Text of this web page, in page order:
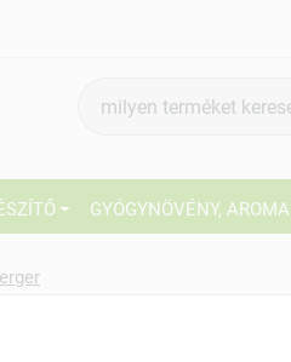
keresés
GYÓGYNÖVÉNY, AROMA